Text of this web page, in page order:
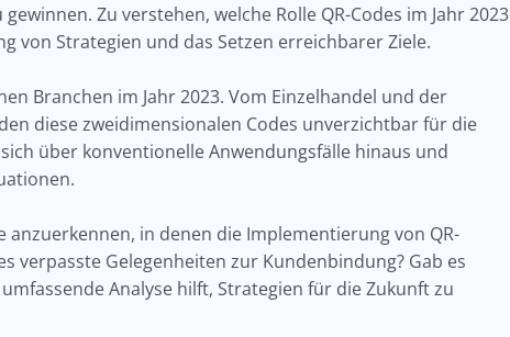
Zu verstehen, welche Rolle QR-Codes im Jahr 2023
von Strategien und das Setzen erreichbarer Ziele.
Branchen im Jahr 2023. Vom Einzelhandel und der
diese zweidimensionalen Codes unverzichtbar für die
über konventionelle Anwendungsfälle hinaus und
in denen die Implementierung von QR-
verpasste Gelegenheiten zur Kundenbindung? Gab es
Analyse hilft, Strategien für die Zukunft zu